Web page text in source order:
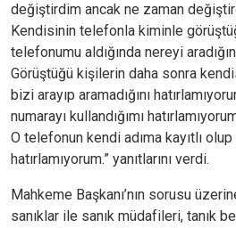
değiştirdim ancak ne zaman
Kendisinin telefonla kiminle
telefonumu aldığında nereyi
Görüştüğü kişilerin daha sonra
bizi arayıp aramadığını
numarayı kullandığımı
O telefonun kendi adıma kayıtlı olup
hatırlamıyorum.” yanıtlarını verdi.
Mahkeme Başkanı’nın sorusu
sanıklar ile sanık müdafileri, tanık